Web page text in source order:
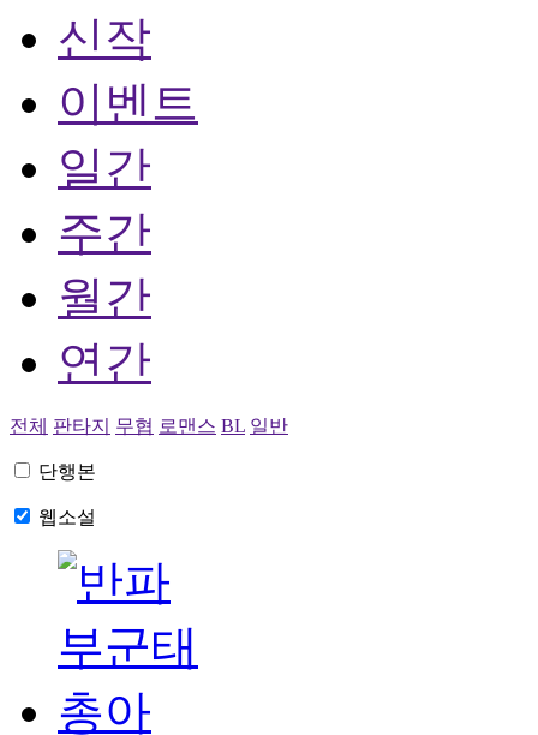
신작
이벤트
일간
주간
월간
연간
전체 판타지 무협 로맨스 BL 일반
단행본
웹소설